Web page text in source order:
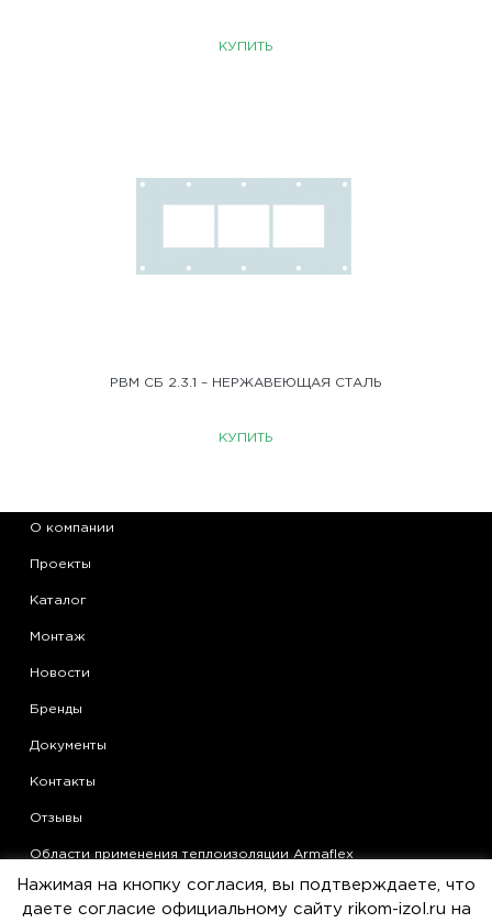
КУПИТЬ
РВМ СБ 2.3.1 – НЕРЖАВЕЮЩАЯ СТАЛЬ
КУПИТЬ
О компании
Проекты
Каталог
Монтаж
Новости
Бренды
Документы
Контакты
Отзывы
Области применения теплоизоляции Armaflex
Статьи
Нажимая на кнопку согласия, вы подтверждаете, что
даете согласие официальному сайту rikom-izol.ru на